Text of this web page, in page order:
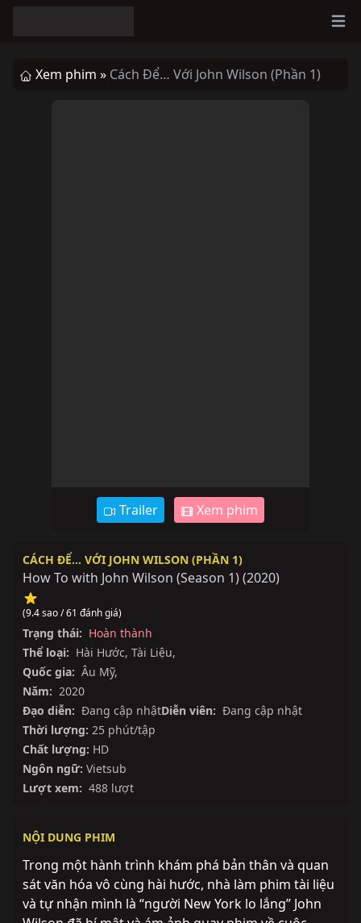
Xem phim » Cách Để… Với John Wilson (Phần 1)
Trailer Xem phim
CÁCH ĐỂ… VỚI JOHN WILSON (PHẦN 1)
How To with John Wilson (Season 1)(2020)
(9.4 sao / 61 đánh giá)
Trạng thái: Hoàn thành
Thể loại: Hài Hước, Tài Liệu,
Quốc gia: Âu Mỹ,
Năm: 2020
Đạo diễn: Đang cập nhậtDiễn viên: Đang cập nhật
Thời lượng: 25 phút/tập
Chất lượng: HD
Ngôn ngữ: Vietsub
Lượt xem: 488 lượt
NỘI DUNG PHIM
Trong một hành trình khám phá bản thân và quan
sát văn hóa vô cùng hài hước, nhà làm phim tài liệu
và tự nhận mình là “người New York lo lắng” John